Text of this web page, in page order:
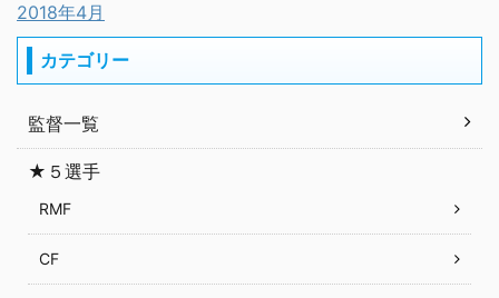
2018年4月
カテゴリー
監督一覧
★５選手
RMF
CF